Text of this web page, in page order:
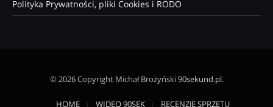
Polityka Prywatności, pliki Cookies i RODO
© 2026 Copyright Michał Brożyński90sekund.pl.
HOME WIDEO 90SEK RECENZJE SPRZĘTU